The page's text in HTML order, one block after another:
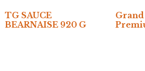
TG SAUCE
BEARNAISE 920 G